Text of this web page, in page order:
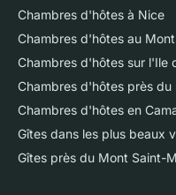
Chambres d'hôtes à Nice
Chambres d'hôtes au
Chambres d'hôtes sur l'Ile
Chambres d'hôtes près du
Chambres d'hôtes en
Gîtes dans les plus beaux
Gîtes près du Mont Saint-